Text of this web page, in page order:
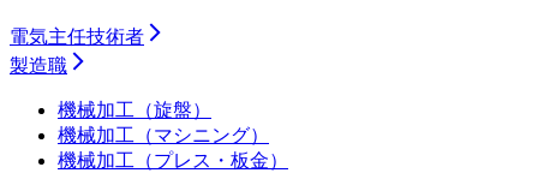
電気主任技術者
製造職
機械加工（旋盤）
機械加工（マシニング）
機械加工（プレス・板金）